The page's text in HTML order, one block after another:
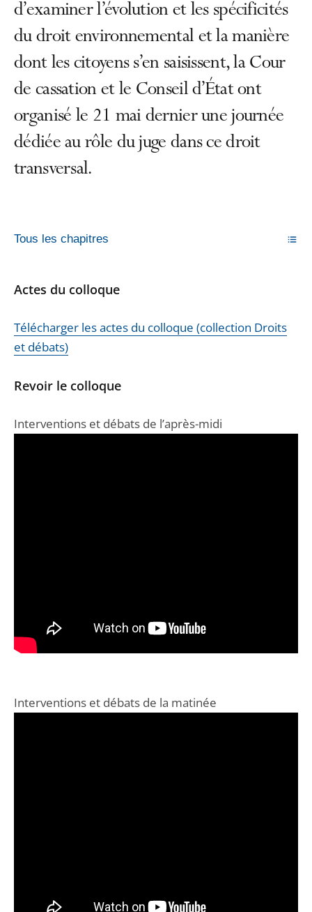
d’examiner l’évolution et les spécificités
du droit environnemental et la manière
dont les citoyens s’en saisissent, la Cour
de cassation et le Conseil d’État ont
organisé le 21 mai dernier une journée
dédiée au rôle du juge dans ce droit
transversal.
Tous les chapitres
Actes du colloque
Télécharger les actes du colloque (collection Droits
et débats)
Revoir le colloque
Interventions et débats de l’après-midi
Interventions et débats de la matinée